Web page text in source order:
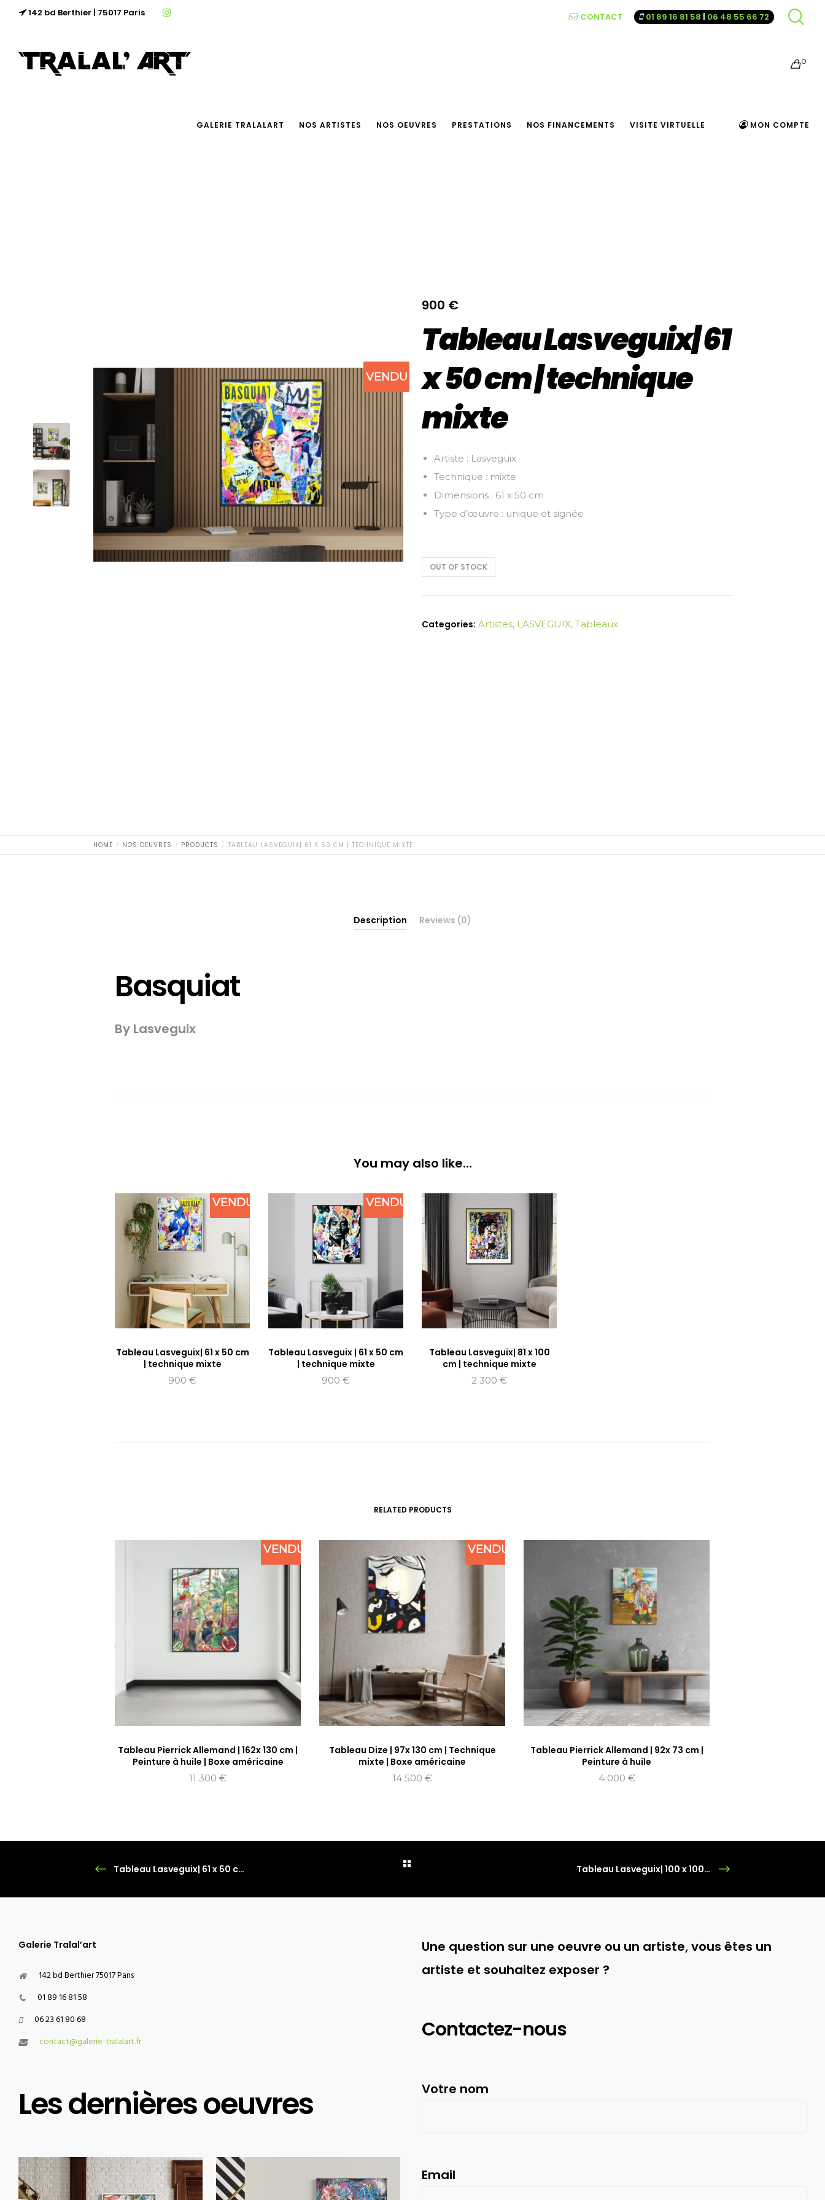
142 bd Berthier | 75017 Paris CONTACT 01 89 16 81 58 | 06 48 55 66 72
0
GALERIE TRALALART NOS ARTISTES NOS OEUVRES PRESTATIONS NOS FINANCEMENTS VISITE VIRTUELLE MON COMPTE
VENDU
900 €
Tableau Lasveguix| 61
x 50 cm | technique
mixte
Artiste : Lasveguix
Technique : mixte
Dimensions : 61 x 50 cm
Type d’œuvre : unique et signée
OUT OF STOCK
Categories: Artistes, LASVEGUIX, Tableaux
HOME NOS OEUVRES PRODUCTS TABLEAU LASVEGUIX| 61 X 50 CM | TECHNIQUE MIXTE
Description Reviews (0)
Basquiat
By Lasveguix
You may also like…
VENDU
Tableau Lasveguix| 61 x 50 cm
| technique mixte
900 €
VENDU
Tableau Lasveguix | 61 x 50 cm
| technique mixte
900 €
Tableau Lasveguix| 81 x 100
cm | technique mixte
2 300 €
RELATED PRODUCTS
VENDU
Tableau Pierrick Allemand | 162x 130 cm |
Peinture à huile | Boxe américaine
11 300 €
VENDU
Tableau Dize | 97x 130 cm | Technique
mixte | Boxe américaine
14 500 €
Tableau Pierrick Allemand | 92x 73 cm |
Peinture à huile
4 000 €
Tableau Lasveguix| 61 x 50 cm | technique mixte Tableau Lasveguix| 100 x 100 cm | technique mixte
Galerie Tralal’art
142 bd Berthier 75017 Paris
01 89 16 81 58
06 23 61 80 68
contact@galerie-tralalart.fr
Les dernières oeuvres
Une question sur une oeuvre ou un artiste, vous êtes un
artiste et souhaitez exposer ?
Contactez-nous
Votre nom
Email